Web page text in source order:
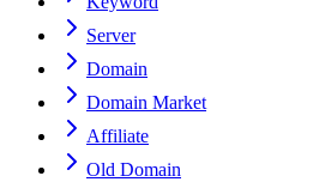
Server
Domain
Domain Market
Affiliate
Old Domain